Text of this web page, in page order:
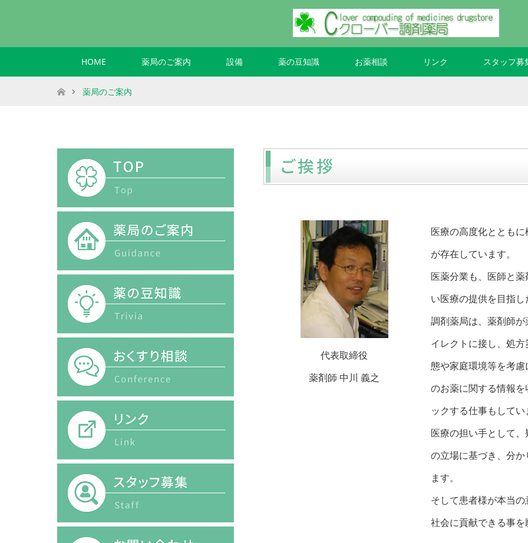
HOME 薬局のご案内 設備 薬の豆知識 お薬相談 リンク スタッフ募
ホーム薬局のご案内
代表取締役
薬剤師 中川 義之
医療の高度化ととも
が存在しています。
医薬分業も、医師と
い医療の提供を目指
調剤薬局は、薬剤師
イレクトに接し、処
態や家庭環境等を考
のお薬に関する情報
ックする仕事もして
医療の担い手として
の立場に基づき、分
ます。
そして患者様が本当
社会に貢献できる事